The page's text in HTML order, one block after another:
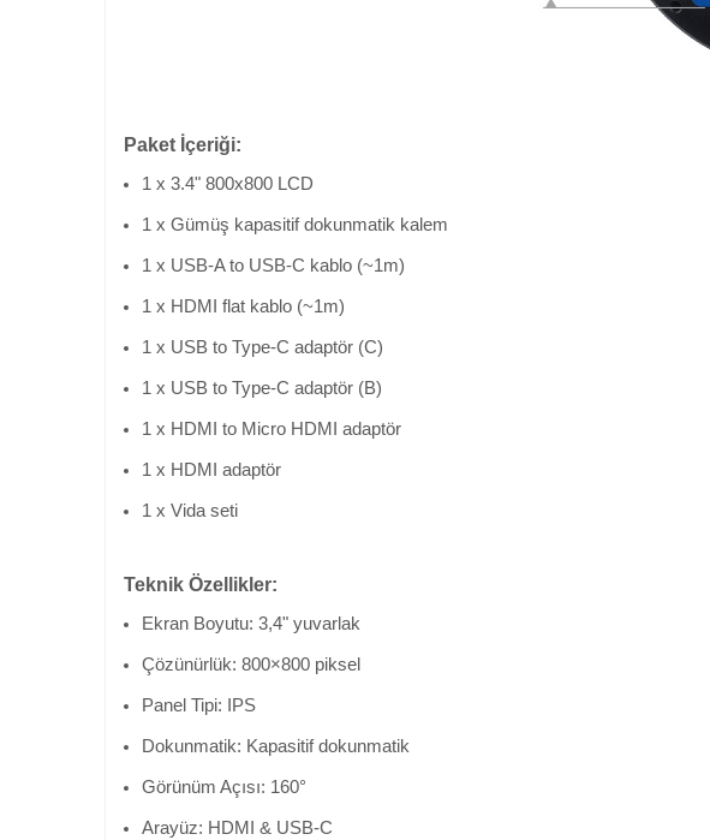
Paket İçeriği:
1 x 3.4" 800x800 LCD
1 x Gümüş kapasitif dokunmatik kalem
1 x USB-A to USB-C kablo (~1m)
1 x HDMI flat kablo (~1m)
1 x USB to Type-C adaptör (C)
1 x USB to Type-C adaptör (B)
1 x HDMI to Micro HDMI adaptör
1 x HDMI adaptör
1 x Vida seti
Teknik Özellikler:
Ekran Boyutu: 3,4" yuvarlak
Çözünürlük: 800×800 piksel
Panel Tipi: IPS
Dokunmatik: Kapasitif dokunmatik
Görünüm Açısı: 160°
Arayüz: HDMI & USB-C